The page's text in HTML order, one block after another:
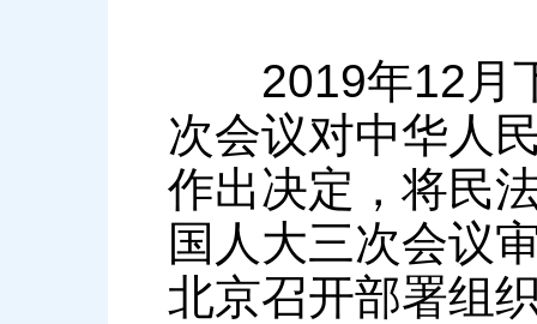
2019年12月下
次会议对中华人
作出决定，将民
国人大三次会议
北京召开部署组